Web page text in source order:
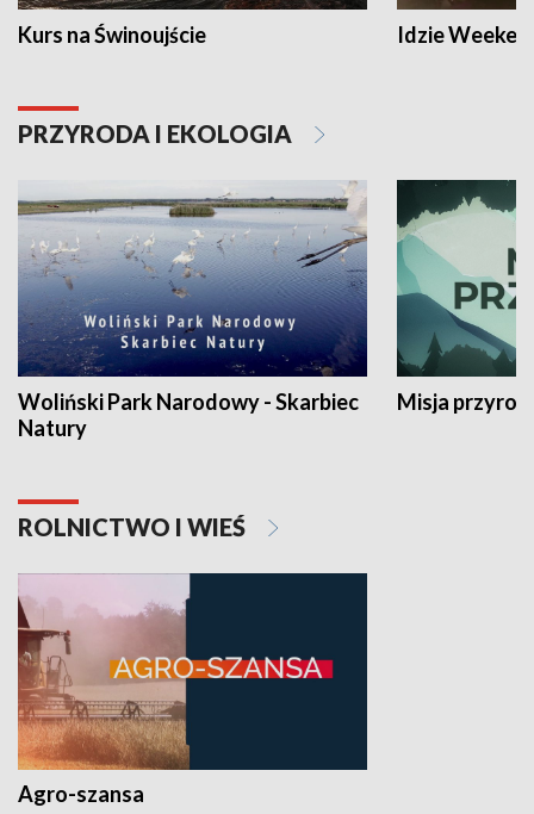
Kurs na Świnoujście Idzie
PRZYRODA I EKOLOGIA
Woliński Park Narodowy - Skarbiec
Natury
Misja
ROLNICTWO I WIEŚ
Agro-szansa